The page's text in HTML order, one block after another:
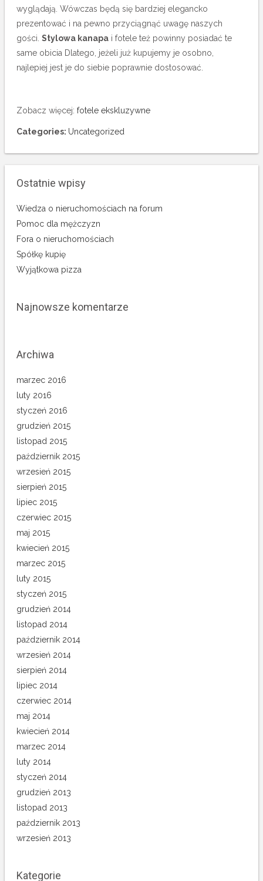
wyglądają. Wówczas będą się bardziej elegancko
prezentować i na pewno przyciągnąć uwagę naszych
gości. Stylowa kanapa i fotele też powinny posiadać te
same obicia Dlatego, jeżeli już kupujemy je osobno,
najlepiej jest je do siebie poprawnie dostosować.
Zobacz więcej: fotele ekskluzywne
Categories: Uncategorized
Ostatnie wpisy
Wiedza o nieruchomościach na forum
Pomoc dla mężczyzn
Fora o nieruchomościach
Spółkę kupię
Wyjątkowa pizza
Najnowsze komentarze
Archiwa
marzec 2016
luty 2016
styczeń 2016
grudzień 2015
listopad 2015
październik 2015
wrzesień 2015
sierpień 2015
lipiec 2015
czerwiec 2015
maj 2015
kwiecień 2015
marzec 2015
luty 2015
styczeń 2015
grudzień 2014
listopad 2014
październik 2014
wrzesień 2014
sierpień 2014
lipiec 2014
czerwiec 2014
maj 2014
kwiecień 2014
marzec 2014
luty 2014
styczeń 2014
grudzień 2013
listopad 2013
październik 2013
wrzesień 2013
Kategorie